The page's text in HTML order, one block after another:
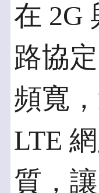
在 2G
路協
頻寬
LTE
質，